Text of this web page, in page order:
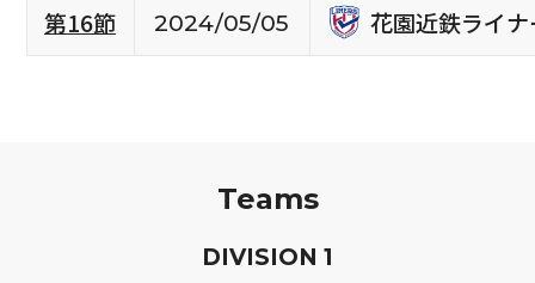
第16節
2024/05/05 花園近鉄ライナ
Teams
DIVISION 1